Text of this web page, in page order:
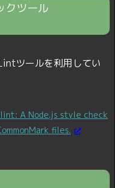
クツール
ツールを利用してい
A Node.js style check
files.